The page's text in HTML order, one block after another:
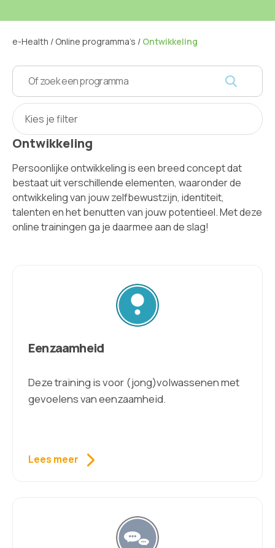
e-Health / Online programma’s / Ontwikkeling
Kies je filter
Ontwikkeling
Persoonlijke ontwikkeling is een breed concept dat
bestaat uit verschillende elementen, waaronder de
ontwikkeling van jouw zelfbewustzijn, identiteit,
talenten en het benutten van jouw potentieel. Met deze
online trainingen ga je daarmee aan de slag!
Eenzaamheid
Deze training is voor (jong)volwassenen met
gevoelens van eenzaamheid.
Lees meer